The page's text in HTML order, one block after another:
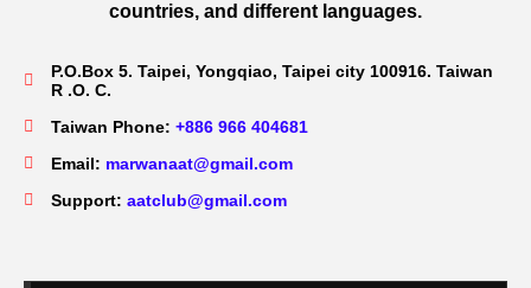
countries, and different languages.
P.O.Box 5. Taipei, Yongqiao, Taipei city 100916. Taiwan
R .O. C.
Taiwan Phone: +886 966 404681
Email: marwanaat@gmail.com
Support: aatclub@gmail.com